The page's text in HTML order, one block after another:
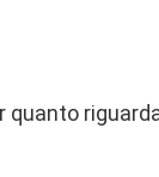
quanto